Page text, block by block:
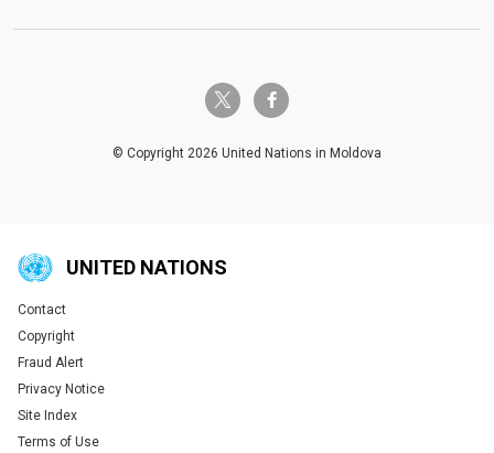
twitter-x facebook-f
© Copyright 2026 United Nations in Moldova
UNITED NATIONS
Global U.N. menu
Contact
Copyright
Fraud Alert
Privacy Notice
Site Index
Terms of Use